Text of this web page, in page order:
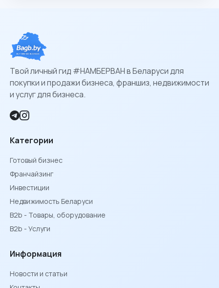
Твой личный гид #НАМБЕРВАН в Беларуси для
покупки и продажи бизнеса, франшиз, недвижимости
и услуг для бизнеса.
Категории
Готовый бизнес
Франчайзинг
Инвестиции
Недвижимость Беларуси
B2b - Товары, оборудование
B2b - Услуги
Информация
Новости и статьи